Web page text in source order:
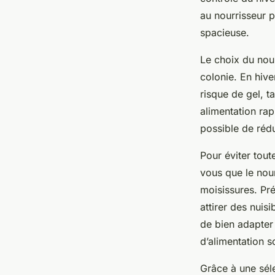
au nourrisseur
spacieuse.
Le choix du
colonie. En
risque de gel,
alimentation
possible de
Pour éviter
vous que le
moisissures.
attirer des
de bien
d’alimentation
Grâce à une